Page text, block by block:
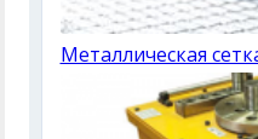
Металлическая